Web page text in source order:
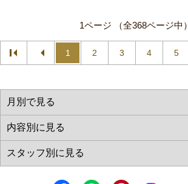
1ページ （全368ページ中）
1 2 3 4 5